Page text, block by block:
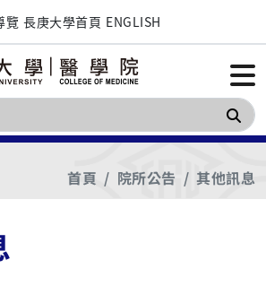
覽 長庚大學首頁 ENGLISH
搜
首頁 院所公告 其他訊息